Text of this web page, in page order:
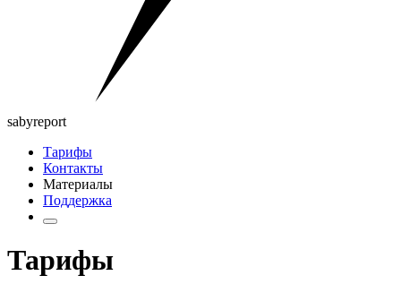
sabyreport
Тарифы
Контакты
Материалы
Поддержка
Тарифы